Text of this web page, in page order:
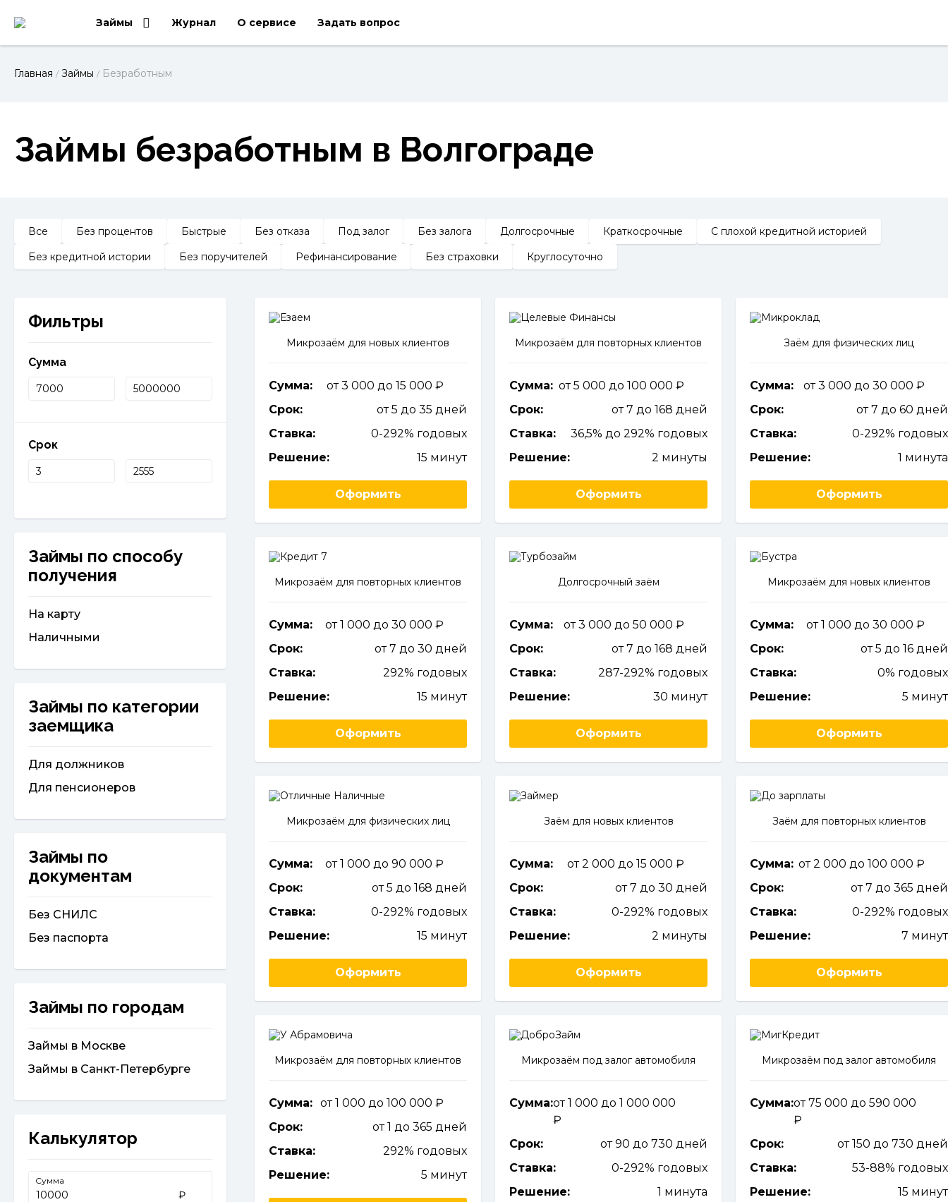
Займы Журнал О сервисе Задать вопрос
Главная / Займы / Безработным
Займы безработным в Волгограде
Все Без процентов Быстрые Без отказа Под залог Без залога Долгосрочные Краткосрочные
С плохой кредитной историей
Без кредитной истории
Без поручителей Рефинансирование Без страховки Круглосуточно
Фильтры
Сумма
Срок
Займы по способу
получения
На карту
Наличными
Займы по категории
заемщика
Для должников
Для пенсионеров
Займы по
документам
Без СНИЛС
Без паспорта
Займы по городам
Займы в Москве
Займы в Санкт-Петербурге
Калькулятор
Сумма
₽
Микрозаём для новых клиентов
Сумма:
от 3 000 до 15 000
Срок:
от 5 до 35 дней
Ставка:
0-292% годовых
Решение:
15 минут
Оформить
Микрозаём для повторных клиентов
Сумма: от 5 000 до 100 000
Срок:
от 7 до 168 дней
Ставка:
36,5% до 292% годовых
Решение:
2 минуты
Оформить
Заём для физических лиц
Сумма:
от 3 000 до 30 000
Срок:
от 7 до 60 дней
Ставка:
0-292% годовых
Решение:
1 минута
Оформить
Микрозаём для повторных клиентов
Сумма:
от 1 000 до 30 000
Срок:
от 7 до 30 дней
Ставка:
292% годовых
Решение:
15 минут
Оформить
Долгосрочный заём
Сумма:
от 3 000 до 50 000
Срок:
от 7 до 168 дней
Ставка:
287-292% годовых
Решение:
30 минут
Оформить
Микрозаём для новых клиентов
Сумма:
от 1 000 до 30 000
Срок:
от 5 до 16 дней
Ставка:
0% годовых
Решение:
5 минут
Оформить
Микрозаём для физических лиц
Сумма:
от 1 000 до 90 000
Срок:
от 5 до 168 дней
Ставка:
0-292% годовых
Решение:
15 минут
Оформить
Заём для новых клиентов
Сумма:
от 2 000 до 15 000
Срок:
от 7 до 30 дней
Ставка:
0-292% годовых
Решение:
2 минуты
Оформить
Заём для повторных клиентов
Сумма: от 2 000 до 100 000
Срок:
от 7 до 365 дней
Ставка:
0-292% годовых
Решение:
7 минут
Оформить
Микрозаём для повторных клиентов
Сумма: от 1 000 до 100 000
Срок:
от 1 до 365 дней
Ставка:
292% годовых
Решение:
5 минут
Микрозаём под залог автомобиля
Сумма:от 1 000 до 1 000 000
Срок:
от 90 до 730 дней
Ставка:
0-292% годовых
Решение:
1 минута
Микрозаём под залог автомобиля
Сумма:от 75 000 до 590 000
Срок:
от 150 до 730 дней
Ставка:
53-88% годовых
Решение:
15 минут